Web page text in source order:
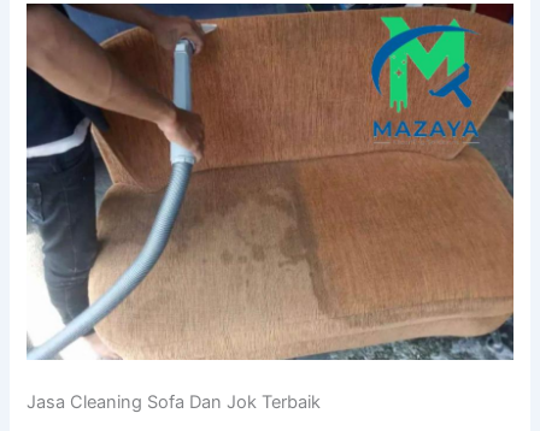
Jasa Cleaning Sofa Dаn Jok Terbaik